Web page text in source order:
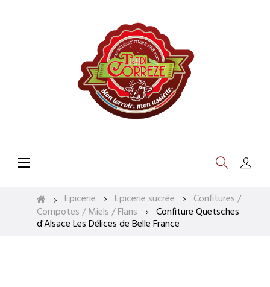
Basculer
la
☰
Epicerie Epicerie sucrée
Confitures /
Compotes / Miels / Flans
Confiture Quetsches
d'Alsace Les Délices de Belle France